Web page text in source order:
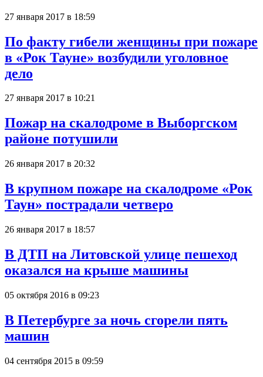
27 января 2017 в 18:59
По факту гибели женщины при пожаре
в «Рок Тауне» возбудили уголовное
дело
27 января 2017 в 10:21
Пожар на скалодроме в Выборгском
районе потушили
26 января 2017 в 20:32
В крупном пожаре на скалодроме «Рок
Таун» пострадали четверо
26 января 2017 в 18:57
В ДТП на Литовской улице пешеход
оказался на крыше машины
05 октября 2016 в 09:23
В Петербурге за ночь сгорели пять
машин
04 сентября 2015 в 09:59